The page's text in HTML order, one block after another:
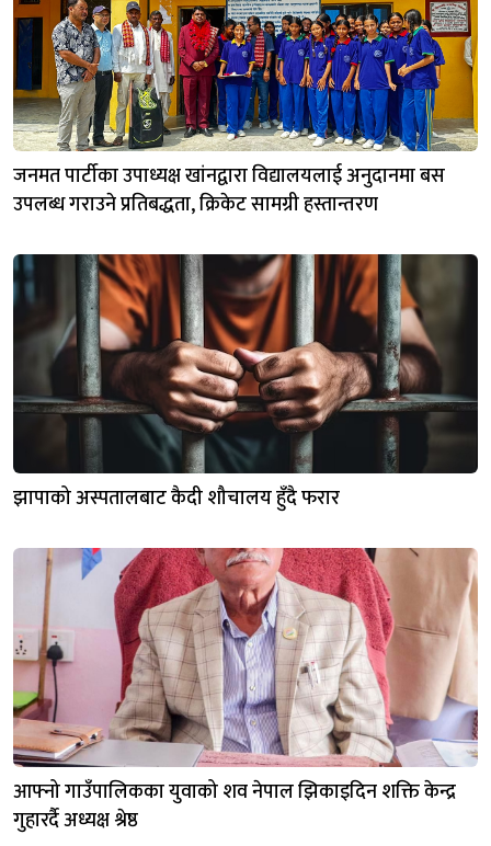
जनमत पार्टीका उपाध्यक्ष खांनद्वारा विद्यालयलाई अनुदानमा बस
उपलब्ध गराउने प्रतिबद्धता, क्रिकेट सामग्री हस्तान्तरण
झापाको अस्पतालबाट कैदी शौचालय हुँदै फरार
आफ्नो गाउँपालिकका युवाको शव नेपाल झिकाइदिन शक्ति केन्द्र
गुहारर्दै अध्यक्ष श्रेष्ठ